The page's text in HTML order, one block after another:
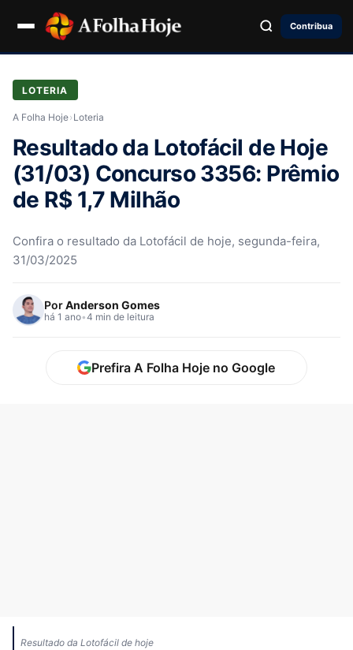
Contribua
LOTERIA
A Folha Hoje› Loteria
Resultado da Lotofácil de Hoje
(31/03) Concurso 3356: Prêmio
de R$ 1,7 Milhão
Confira o resultado da Lotofácil de hoje, segunda-feira,
31/03/2025
PorAnderson Gomes
há 1 ano•4 min de leitura
Prefira A Folha Hoje no Google
Resultado da Lotofácil de hoje